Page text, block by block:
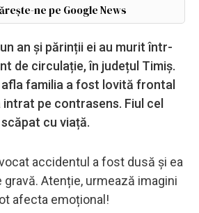
ne pe Google News
an și părinții ei au murit într-
de circulație, în județul Timiș.
afla familia a fost lovită frontal
pe contrasens. Fiul cel
cu viață.
accidentul a fost dusă și ea
gravă. Atenție, urmează imagini
afecta emoțional!